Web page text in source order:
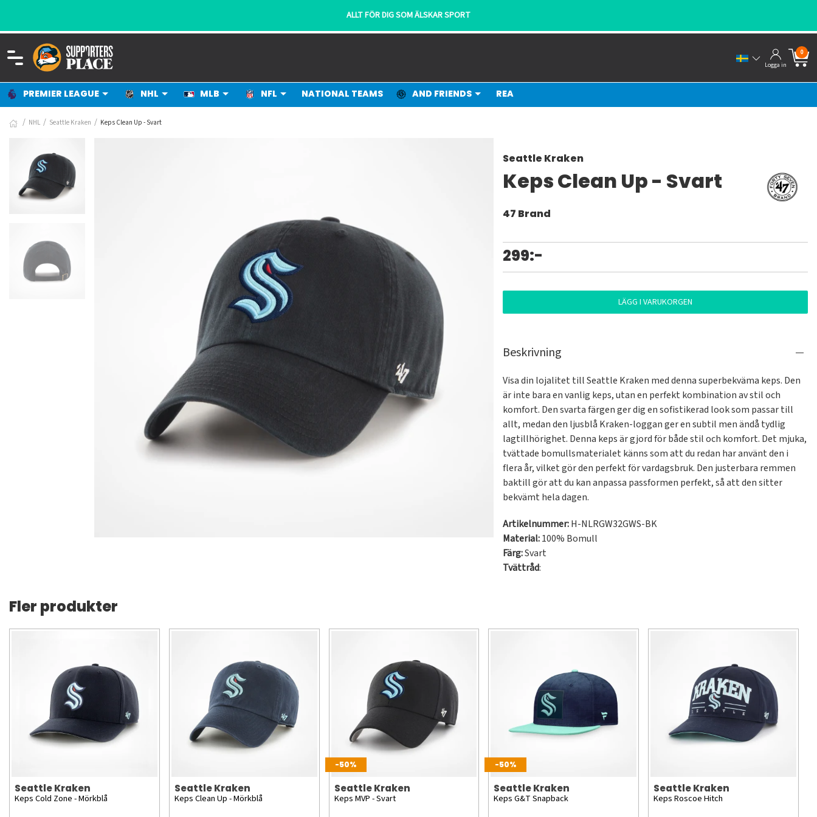
ALLT FÖR DIG SOM ÄLSKAR SPORT
Logga in
0
PREMIER LEAGUE NHL MLB NFL NATIONAL TEAMS AND FRIENDS REA
NHL Seattle Kraken Keps Clean Up - Svart
Seattle Kraken
Keps Clean Up - Svart
47 Brand
299:-
LÄGG I VARUKORGEN
Beskrivning
Visa din lojalitet till Seattle Kraken med denna superbekväma keps. Den
är inte bara en vanlig keps, utan en perfekt kombination av stil och
komfort. Den svarta färgen ger dig en sofistikerad look som passar till
allt, medan den ljusblå Kraken-loggan ger en subtil men ändå tydlig
lagtillhörighet. Denna keps är gjord för både stil och komfort. Det mjuka,
tvättade bomullsmaterialet känns som att du redan har använt den i
flera år, vilket gör den perfekt för vardagsbruk. Den justerbara remmen
baktill gör att du kan anpassa passformen perfekt, så att den sitter
bekvämt hela dagen.
Artikelnummer:H-NLRGW32GWS-BK
Material:100% Bomull
Färg:Svart
Tvättråd:
Fler produkter
Seattle Kraken
Keps Cold Zone - Mörkblå
Seattle Kraken
Keps Clean Up - Mörkblå
-50%
Seattle Kraken
Keps MVP - Svart
-50%
Seattle Kraken
Keps G&T Snapback
Seattle Kraken
Keps Roscoe Hitch